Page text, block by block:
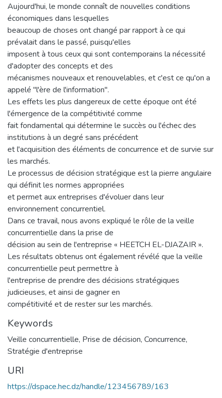
Aujourd'hui, le monde connaît de nouvelles conditions
économiques dans lesquelles
beaucoup de choses ont changé par rapport à ce qui
prévalait dans le passé, puisqu'elles
imposent à tous ceux qui sont contemporains la nécessité
d'adopter des concepts et des
mécanismes nouveaux et renouvelables, et c'est ce qu'on a
appelé "l'ère de l'information".
Les effets les plus dangereux de cette époque ont été
l'émergence de la compétitivité comme
fait fondamental qui détermine le succès ou l'échec des
institutions à un degré sans précédent
et l'acquisition des éléments de concurrence et de survie sur
les marchés.
Le processus de décision stratégique est la pierre angulaire
qui définit les normes appropriées
et permet aux entreprises d'évoluer dans leur
environnement concurrentiel.
Dans ce travail, nous avons expliqué le rôle de la veille
concurrentielle dans la prise de
décision au sein de l'entreprise « HEETCH EL-DJAZAIR ».
Les résultats obtenus ont également révélé que la veille
concurrentielle peut permettre à
l'entreprise de prendre des décisions stratégiques
judicieuses, et ainsi de gagner en
compétitivité et de rester sur les marchés.
Keywords
Veille concurrentielle, Prise de décision, Concurrence,
Stratégie d'entreprise
URI
https://dspace.hec.dz/handle/123456789/163